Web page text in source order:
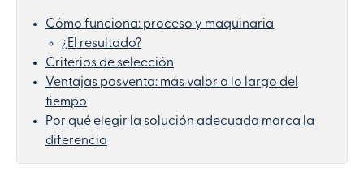
Cómo funciona: proceso y maquinaria
¿El resultado?
Criterios de selección
Ventajas posventa: más valor a lo largo del
tiempo
Por qué elegir la solución adecuada marca la
diferencia